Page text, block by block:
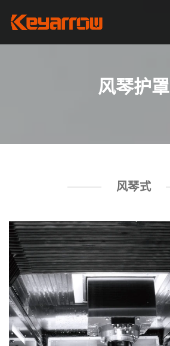
风琴护罩
风琴式